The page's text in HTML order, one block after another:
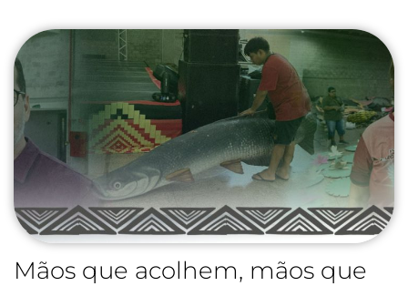
Mãos que acolhem, mãos que